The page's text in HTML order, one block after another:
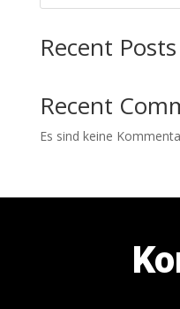
Recent Posts
Recent
Es sind keine